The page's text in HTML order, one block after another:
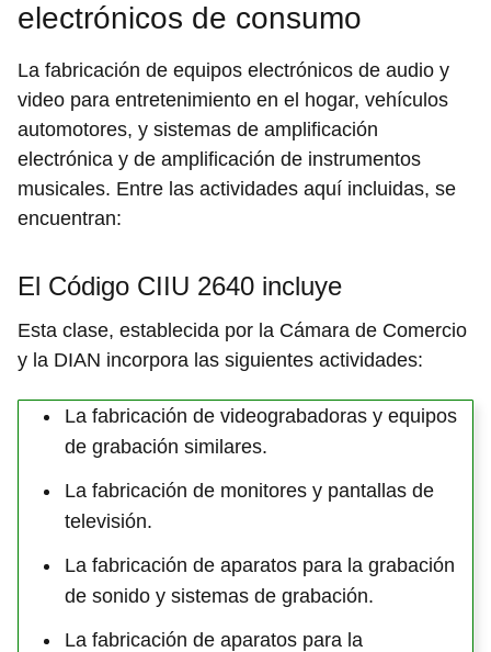
electrónicos de consumo
La fabricación de equipos electrónicos de audio y
video para entretenimiento en el hogar, vehículos
automotores, y sistemas de amplificación
electrónica y de amplificación de instrumentos
musicales. Entre las actividades aquí incluidas, se
encuentran:
El Código CIIU 2640 incluye
Esta clase, establecida por la Cámara de Comercio
y la DIAN incorpora las siguientes actividades:
La fabricación de videograbadoras y equipos
de grabación similares.
La fabricación de monitores y pantallas de
televisión.
La fabricación de aparatos para la grabación
de sonido y sistemas de grabación.
La fabricación de aparatos para la